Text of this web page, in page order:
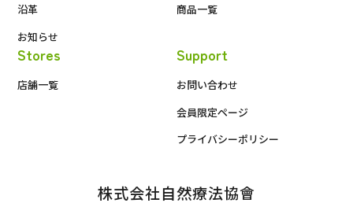
沿革
お知らせ
商品一覧
Stores
店舗一覧
Support
お問い合わせ
会員限定ページ
プライバシーポリシー
株式会社自然療法協會